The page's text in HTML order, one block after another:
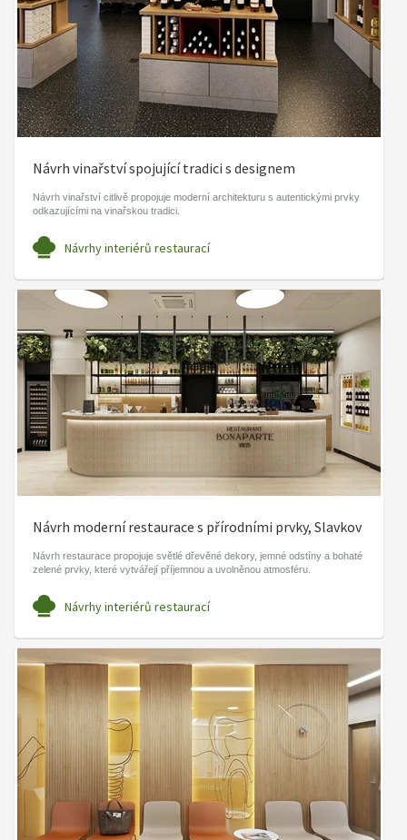
Návrh vinařství spojující tradici s designem
Návrh vinařství citlivě propojuje moderní architekturu s autentickými prvky
odkazujícími na vinařskou tradici.
Návrhy interiérů restaurací
Návrh moderní restaurace s přírodními prvky, Slavkov
Návrh restaurace propojuje světlé dřevěné dekory, jemné odstíny a bohaté
zelené prvky, které vytvářejí příjemnou a uvolněnou atmosféru.
Návrhy interiérů restaurací